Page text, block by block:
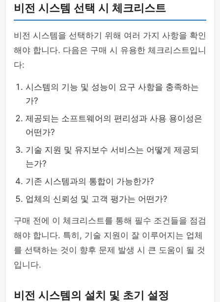
비전 시스템 선택 시 체크리스트
비전 시스템을 선택하기 위해 여러 가지 사항을 확인
해야 합니다. 다음은 구매 시 유용한 체크리스트입니
다:
시스템의 기능 및 성능이 요구 사항을 충족하는
가?
제공되는 소프트웨어의 편리성과 사용 용이성은
어떤가?
기술 지원 및 유지보수 서비스는 어떻게 제공되
는가?
기존 시스템과의 통합이 가능한가?
업체의 신뢰성 및 고객 평가는 어떤가?
구매 전에 이 체크리스트를 통해 필수 조건들을 점검
해야 합니다. 특히, 기술 지원이 잘 이루어지는 업체
를 선택하는 것이 향후 문제 발생 시 큰 도움이 될 것
입니다.
비전 시스템의 설치 및 초기 설정